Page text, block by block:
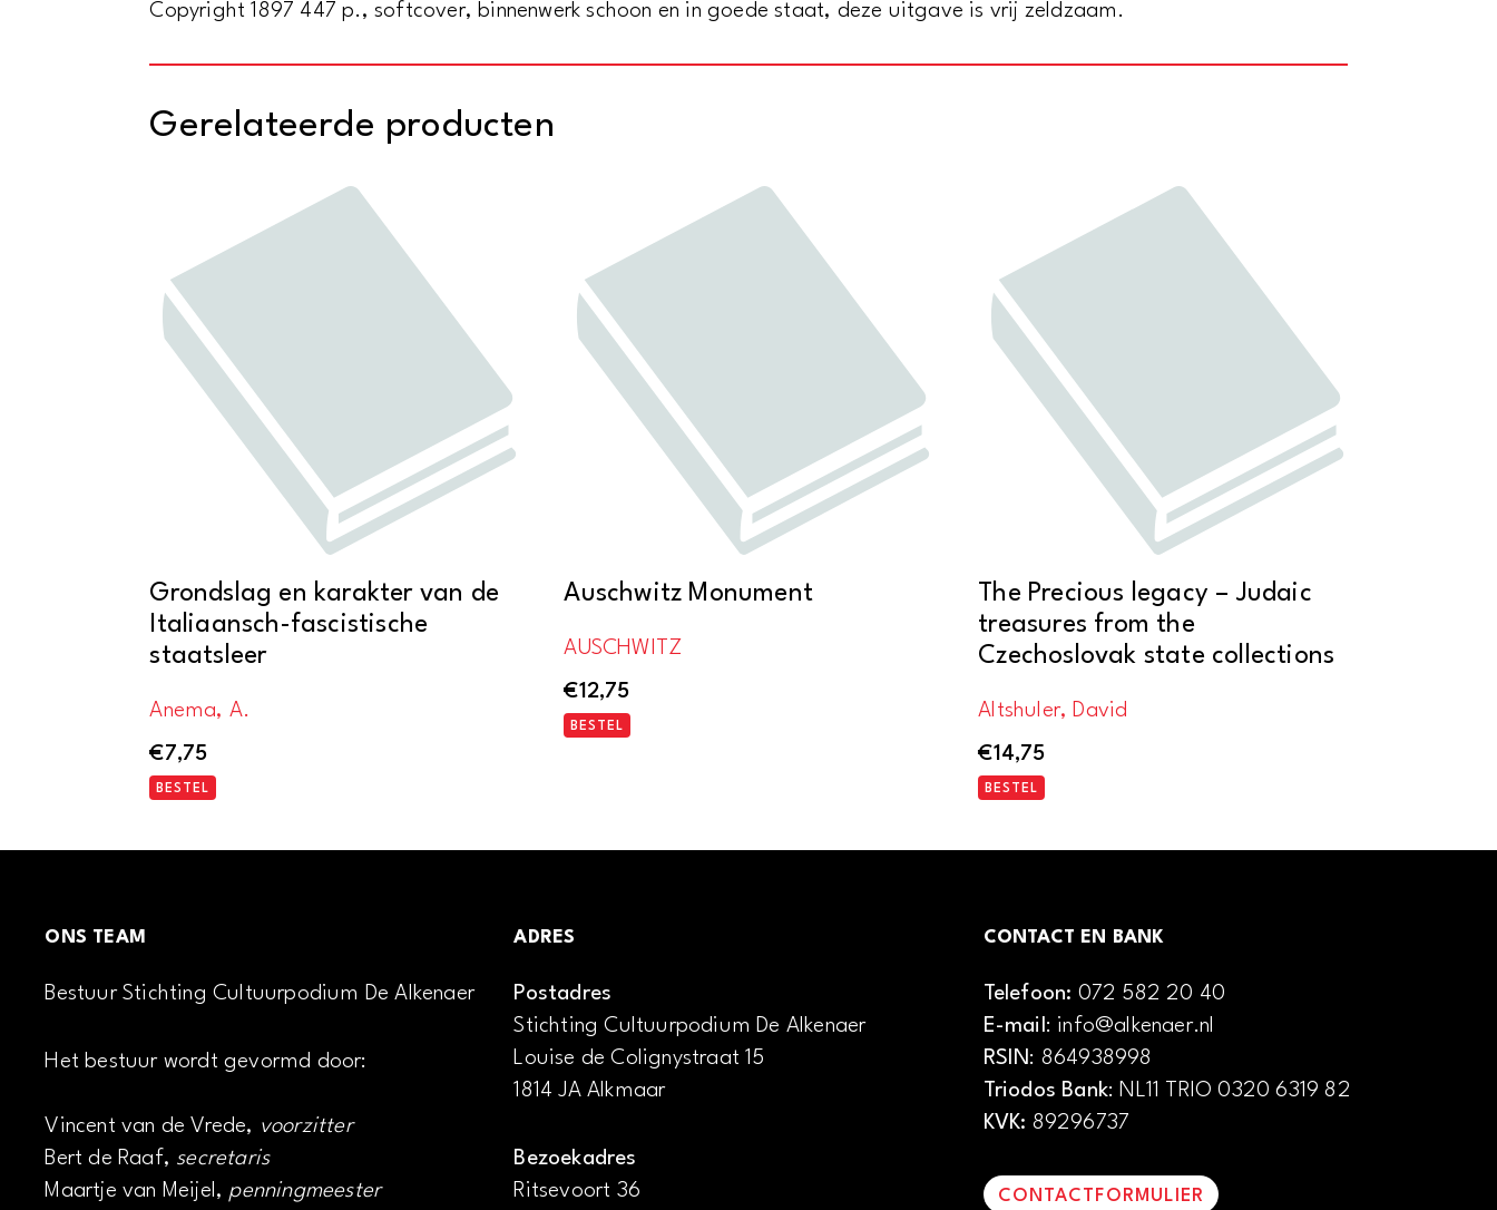
book
digest
aantal
Copyright 1897 447 p., softcover, binnenwerk schoon en in goede staat, deze uitgave is vrij zeldzaam.
Gerelateerde producten
Grondslag en karakter van de
Italiaansch-fascistische
staatsleer
Anema, A.
€7,75
BESTEL
Auschwitz Monument
AUSCHWITZ
€12,75
BESTEL
The Precious legacy – Judaic
treasures from the
Czechoslovak state collections
Altshuler, David
€14,75
BESTEL
ONS TEAM
Bestuur Stichting Cultuurpodium De Alkenaer
Het bestuur wordt gevormd door:
Vincent van de Vrede, voorzitter
Bert de Raaf, secretaris
Maartje van Meijel, penningmeester
ADRES
Postadres
Stichting Cultuurpodium De Alkenaer
Louise de Colignystraat 15
1814 JA Alkmaar
Bezoekadres
Ritsevoort 36
CONTACT EN BANK
Telefoon: 072 582 20 40
E-mail: info@alkenaer.nl
RSIN: 864938998
Triodos Bank: NL11 TRIO 0320 6319 82
KVK: 89296737
CONTACTFORMULIER